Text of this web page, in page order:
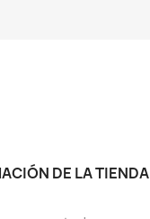
DE LA TIENDA